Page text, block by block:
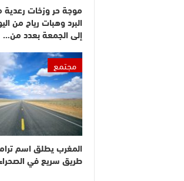
موجة حر وزخات
البرد وهبات رياح من
إلى الجمعة بعدد من…
مجتمع
المغرب يطلق اسم
طريق سريع في الصحراء